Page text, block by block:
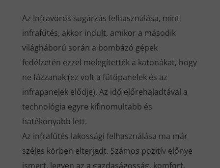
Az Infravörös sugárzás felhasználása, mint
infrafűtés, akkor indult, amikor a második
világháború során a bombázó gépek
fedélzetén ezzel melegítették a katonákat, hogy
ne fázzanak (ez volt a fűtőpanelek és az
infrapanelek elődje). Az idő előrehaladtával a
technológia egyre kifinomultabb és
hatékonyabb lett.
Az infrafűtés lakossági felhasználása ma már
széles körben elterjedt. Számos pozitív előnye
ismert, legyen az a gazdaságosság, komfort,